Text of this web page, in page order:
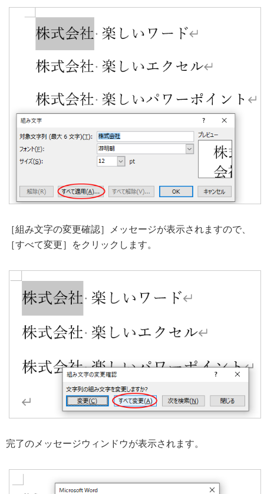
［組み文字の変更確認］メッセージが表示されますので、
［すべて変更］をクリックします。
完了のメッセージウィンドウが表示されます。